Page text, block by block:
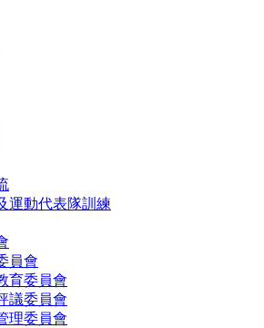
運動代表隊訓練
員會
育委員會
議委員會
理委員會